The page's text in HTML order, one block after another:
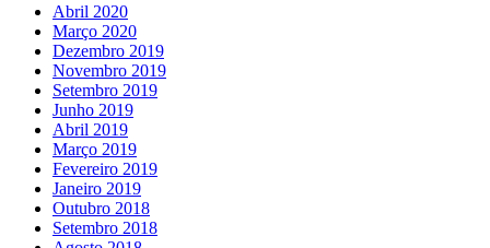
Abril 2020
Março 2020
Dezembro 2019
Novembro 2019
Setembro 2019
Junho 2019
Abril 2019
Março 2019
Fevereiro 2019
Janeiro 2019
Outubro 2018
Setembro 2018